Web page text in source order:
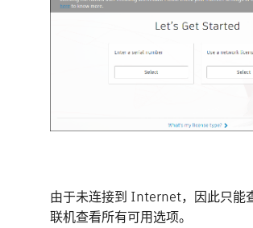
由于未连接到 Internet，因此只能
联机查看所有可用选项。